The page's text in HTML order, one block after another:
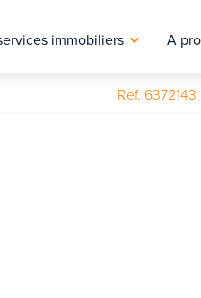
immobiliers A
Ref. 6372143